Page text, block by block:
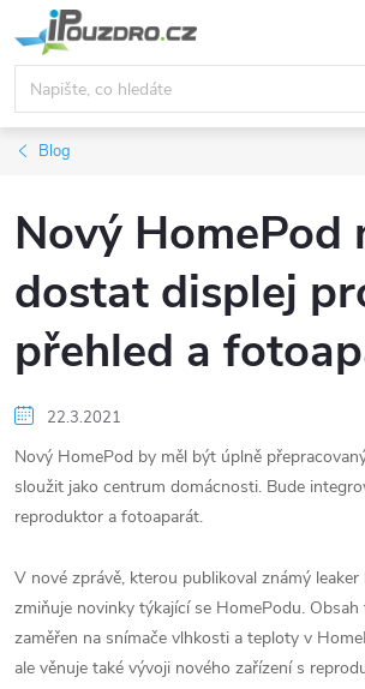
na
obsah
Blog
Nový HomePod
dostat displej
přehled a
22.3.2021
Nový HomePod by měl být úplně
sloužit jako centrum domácnosti. Bude
reproduktor a fotoaparát.
V nové zprávě, kterou publikoval známý leaker
zmiňuje novinky týkající se HomePodu.
zaměřen na snímače vlhkosti a teploty v
ale věnuje také vývoji nového zařízení s